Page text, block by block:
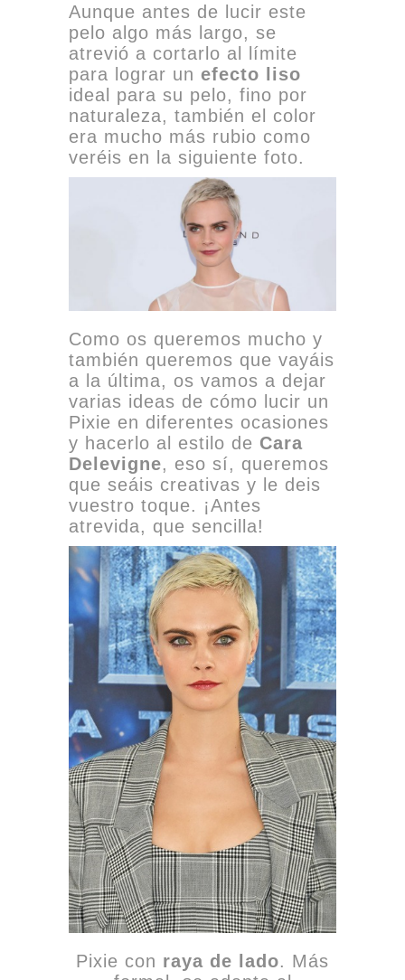
Aunque antes de lucir este
pelo algo más largo, se
atrevió a cortarlo al límite
para lograr un efecto liso
ideal para su pelo, fino por
naturaleza, también el color
era mucho más rubio como
veréis en la siguiente foto.
Como os queremos mucho y
también queremos que vayáis
a la última, os vamos a dejar
varias ideas de cómo lucir un
Pixie en diferentes ocasiones
y hacerlo al estilo de Cara
Delevigne, eso sí, queremos
que seáis creativas y le deis
vuestro toque. ¡Antes
atrevida, que sencilla!
Pixie con raya de lado. Más